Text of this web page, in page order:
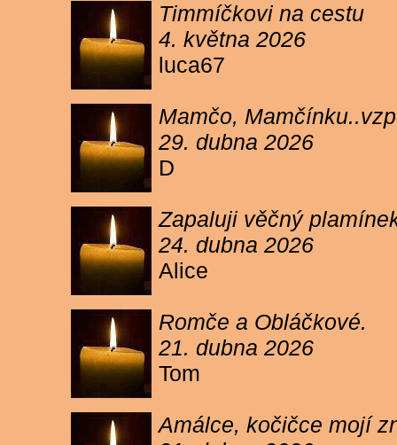
Timmíčkovi na cestu
4. května 2026
luca67
Mamčo,
29. dubna 2026
D
Zapaluji věčný
24. dubna 2026
Alice
Romče a Obláčkové.
21. dubna 2026
Tom
Amálce, kočičce mojí